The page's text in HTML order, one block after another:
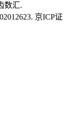
数汇.
京ICP证